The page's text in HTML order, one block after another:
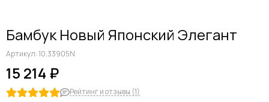
Бамбук Новый Японский Элегант
Артикул:10.33905N
15 214 ₽
Рейтинг и отзывы (1)